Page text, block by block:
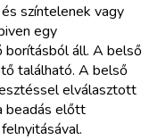
színtelenek vagy
egy
borításból áll. A belső
található. A belső
elválasztott
beadás előtt